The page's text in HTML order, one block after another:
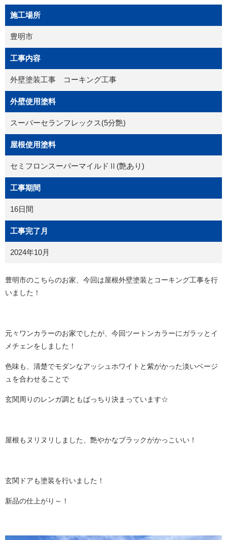
施工場所
豊明市
工事内容
外壁塗装工事 コーキング工事
外壁使用塗料
スーパーセランフレックス(5分艶)
屋根使用塗料
セミフロンスーパーマイルドⅡ(艶あり)
工事期間
16日間
工事完了月
2024年10月
豊明市のこちらのお家、今回は屋根外壁塗装とコーキング工事を行
いました！
元々ワンカラーのお家でしたが、今回ツートンカラーにガラッとイ
メチェンをしました！
色味も、清楚でモダンなアッシュホワイトと紫がかった淡いベージ
ュを合わせることで
玄関周りのレンガ調ともばっちり決まっています☆
屋根もヌリヌリしました、艶やかなブラックがかっこいい！
玄関ドアも塗装を行いました！
新品の仕上がり～！